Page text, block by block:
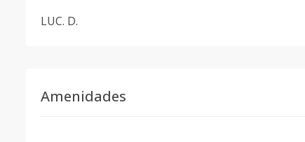
LUC. D.
Amenidades